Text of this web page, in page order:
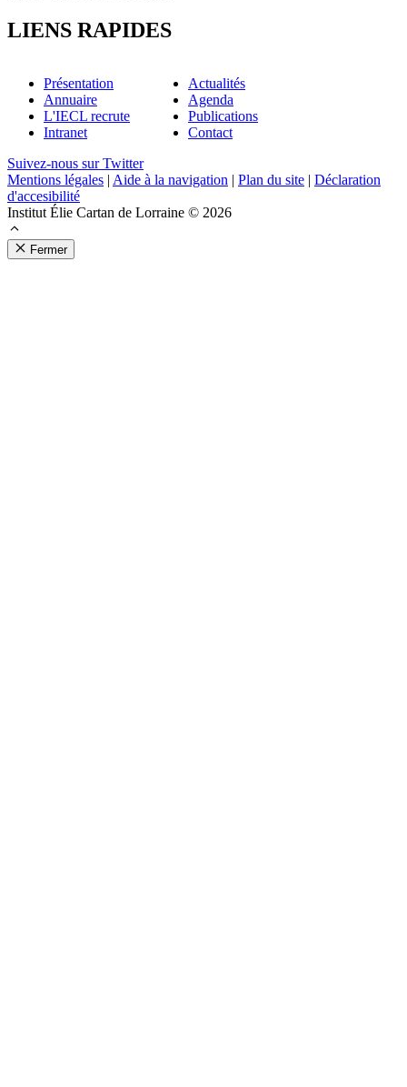
LIENS RAPIDES
Présentation
Annuaire
L'IECL recrute
Intranet
Actualités
Agenda
Publications
Contact
Suivez-nous sur Twitter
Mentions légales | Aide à la navigation | Plan du site | Déclaration
d'accesibilité
Institut Élie Cartan de Lorraine © 2026
Fermer